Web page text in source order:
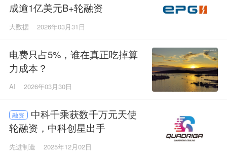
成逾1亿美元B+轮融资
大数据 2026年03月31日
电费只占5%，谁在真正吃掉算
力成本？
AI 2026年03月30日
融资
中科千乘获数千万元天使
轮融资，中科创星出手
先进制造 2025年12月02日